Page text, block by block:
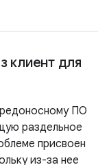
клиент для
ПО
раздельное
присвоен
из-за нее